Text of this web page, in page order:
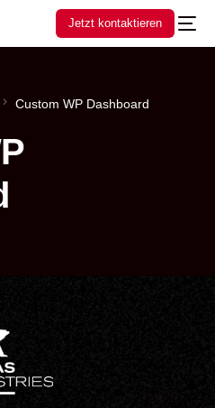
Jetzt kontaktieren
Custom WP Dashboard